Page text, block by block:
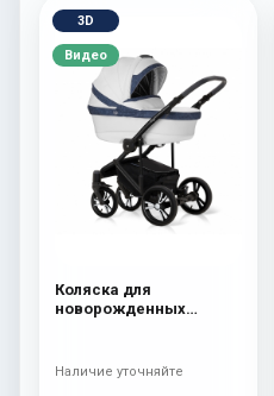
3D
Видео
Коляска для
новорожденных
Наличие уточняйте